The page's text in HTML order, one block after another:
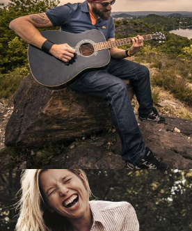
Перевод
Guitaramania.ru на
Смотреть проект